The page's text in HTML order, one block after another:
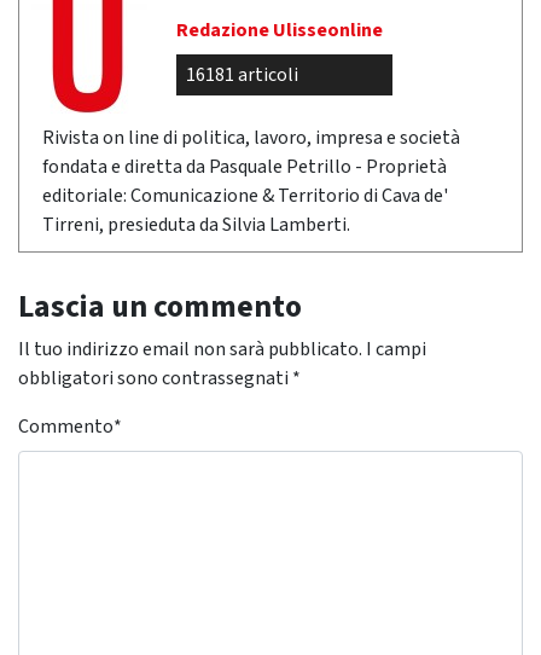
Redazione Ulisseonline
16181 articoli
Rivista on line di politica, lavoro, impresa e società
fondata e diretta da Pasquale Petrillo - Proprietà
editoriale: Comunicazione & Territorio di Cava de'
Tirreni, presieduta da Silvia Lamberti.
Lascia un commento
Il tuo indirizzo email non sarà pubblicato. I campi
obbligatori sono contrassegnati *
Commento*